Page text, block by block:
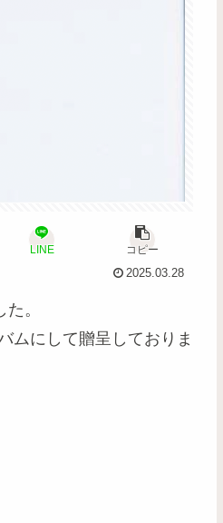
LINE
コピー
2025.03.28
。
ムにして贈呈しておりま